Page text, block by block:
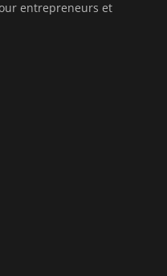
entrepreneurs et